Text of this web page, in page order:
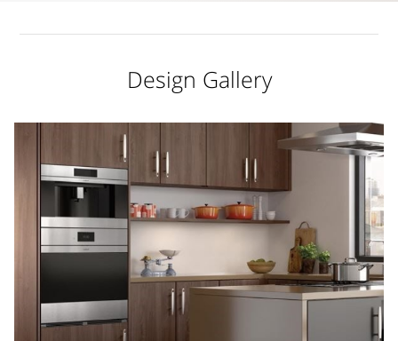
Design Gallery